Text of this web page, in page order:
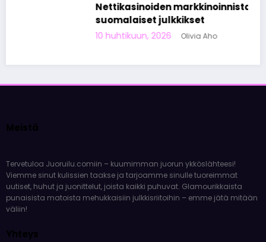
Nettikasinoiden markkinoinnista tunnetut
suomalaiset julkkikset
10 huhtikuun, 2026 Olivia Aho
Meistä
Tervetuloa Juoruilu.comiin – kuumimman juorun ykköslähteesi!
Viemme sinut kulissien taakse ja tarjoamme sinulle tuoreimmat
uutiset, huhut ja juonittelut, joista kaikki puhuvat. Glamourikkaista
punaisista matoista mehukkaisiin julkkisriitoihin – emme jätä mitään
väliin!
Yhteys